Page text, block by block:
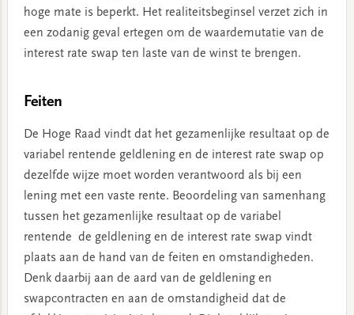
hoge mate is beperkt. Het realiteitsbeginsel verzet zich in
een zodanig geval ertegen om de waardemutatie van de
interest rate swap ten laste van de winst te brengen.
Feiten
De Hoge Raad vindt dat het gezamenlijke resultaat op de
variabel rentende geldlening en de interest rate swap op
dezelfde wijze moet worden verantwoord als bij een
lening met een vaste rente. Beoordeling van samenhang
tussen het gezamenlijke resultaat op de variabel
rentende de geldlening en de interest rate swap vindt
plaats aan de hand van de feiten en omstandigheden.
Denk daarbij aan de aard van de geldlening en
swapcontracten en aan de omstandigheid dat de